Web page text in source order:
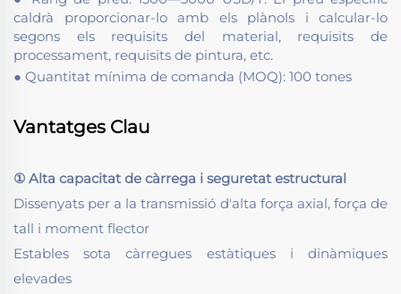
caldrà proporcionar-lo amb els plànols i calcular-lo
segons els requisits del material, requisits de
processament, requisits de pintura, etc.
● Quantitat mínima de comanda (MOQ): 100 tones
Vantatges Clau
① Alta capacitat de càrrega i seguretat estructural
Dissenyats per a la transmissió d'alta força axial, força de
tall i moment flector
Estables sota càrregues estàtiques i dinàmiques
elevades